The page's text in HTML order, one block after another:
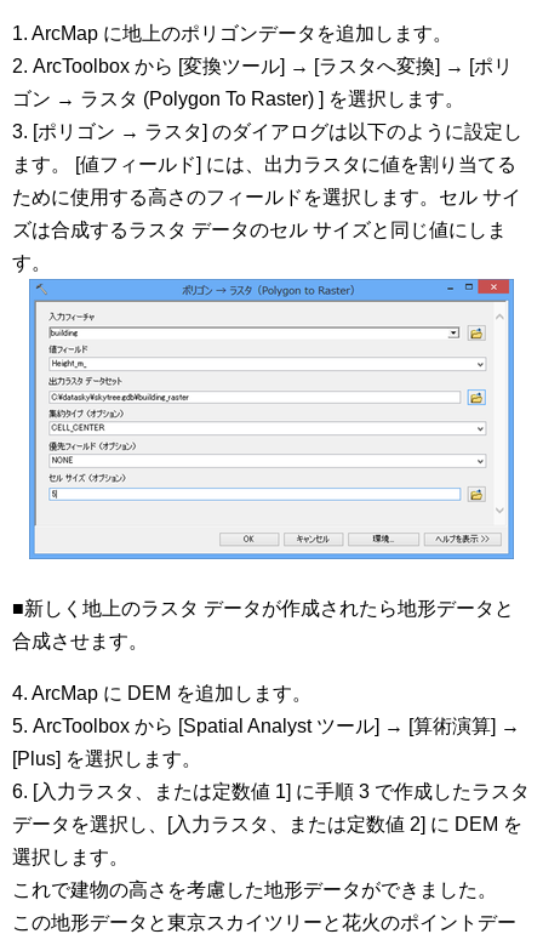
1. ArcMap に地上のポリゴンデータを追加します。
2. ArcToolbox から [変換ツール] → [ラスタへ変換] → [ポリ
ゴン → ラスタ (Polygon To Raster) ] を選択します。
3. [ポリゴン → ラスタ] のダイアログは以下のように設定し
ます。 [値フィールド] には、出力ラスタに値を割り当てる
ために使用する高さのフィールドを選択します。セル サイ
ズは合成するラスタ データのセル サイズと同じ値にしま
す。
■新しく地上のラスタ データが作成されたら地形データと
合成させます。
4. ArcMap に DEM を追加します。
5. ArcToolbox から [Spatial Analyst ツール] → [算術演算] →
[Plus] を選択します。
6. [入力ラスタ、または定数値 1] に手順 3 で作成したラスタ
データを選択し、[入力ラスタ、または定数値 2] に DEM を
選択します。
これで建物の高さを考慮した地形データができました。
この地形データと東京スカイツリーと花火のポイントデー